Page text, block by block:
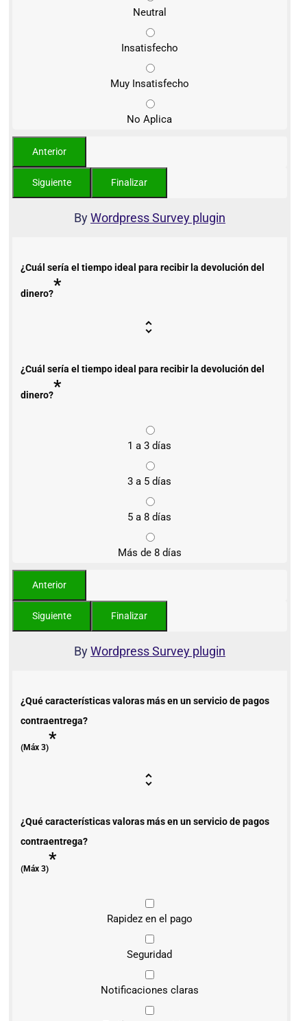
Neutral
Insatisfecho
Muy Insatisfecho
No Aplica
ByWordpress Survey plugin
¿Cuál sería el tiempo ideal para recibir la devolución del
dinero?*
¿Cuál sería el tiempo ideal para recibir la devolución del
dinero?*
1 a 3 días
3 a 5 días
5 a 8 días
Más de 8 días
ByWordpress Survey plugin
¿Qué características valoras más en un servicio de pagos
contraentrega?
(Máx 3)*
¿Qué características valoras más en un servicio de pagos
contraentrega?
(Máx 3)*
Rapidez en el pago
Seguridad
Notificaciones claras